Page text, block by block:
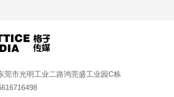
莞市光明工业二路鸿莞盛工业园C栋